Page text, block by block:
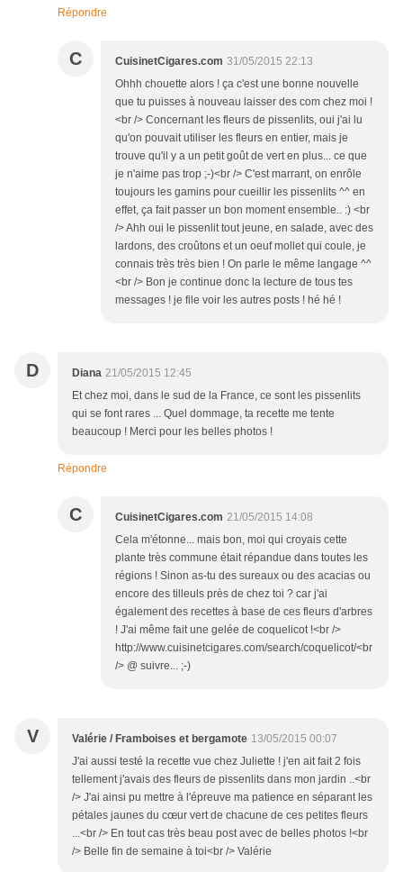
Répondre
C CuisinetCigares.com 31/05/2015 22:13
Ohhh chouette alors ! ça c'est une bonne nouvelle
que tu puisses à nouveau laisser des com chez moi !
<br /> Concernant les fleurs de pissenlits, oui j'ai lu
qu'on pouvait utiliser les fleurs en entier, mais je
trouve qu'il y a un petit goût de vert en plus... ce que
je n'aime pas trop ;-)<br /> C'est marrant, on enrôle
toujours les gamins pour cueillir les pissenlits ^^ en
effet, ça fait passer un bon moment ensemble.. :) <br
/> Ahh oui le pissenlit tout jeune, en salade, avec des
lardons, des croûtons et un oeuf mollet qui coule, je
connais très très bien ! On parle le même langage ^^
<br /> Bon je continue donc la lecture de tous tes
messages ! je file voir les autres posts ! hé hé !
D Diana 21/05/2015 12:45
Et chez moi, dans le sud de la France, ce sont les pissenlits
qui se font rares ... Quel dommage, ta recette me tente
beaucoup ! Merci pour les belles photos !
Répondre
C CuisinetCigares.com 21/05/2015 14:08
Cela m'étonne... mais bon, moi qui croyais cette
plante très commune était répandue dans toutes les
régions ! Sinon as-tu des sureaux ou des acacias ou
encore des tilleuls près de chez toi ? car j'ai
également des recettes à base de ces fleurs d'arbres
! J'ai même fait une gelée de coquelicot !<br />
http://www.cuisinetcigares.com/search/coquelicot/<br
/> @ suivre... ;-)
V Valérie / Framboises et bergamote 13/05/2015 00:07
J'ai aussi testé la recette vue chez Juliette ! j'en ait fait 2 fois
tellement j'avais des fleurs de pissenlits dans mon jardin ..<br
/> J'ai ainsi pu mettre à l'épreuve ma patience en séparant les
pétales jaunes du cœur vert de chacune de ces petites fleurs
...<br /> En tout cas très beau post avec de belles photos !<br
/> Belle fin de semaine à toi<br /> Valérie